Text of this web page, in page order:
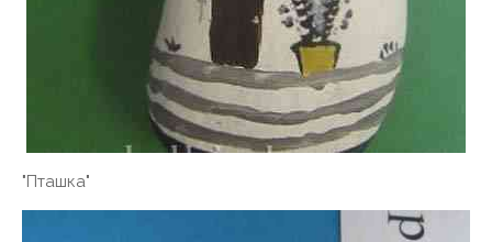
"Пташка"